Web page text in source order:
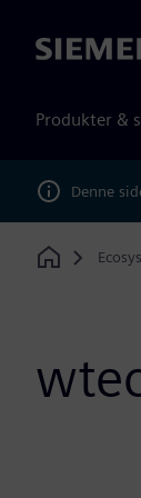
Siemens
Produkter &
Denne
Home